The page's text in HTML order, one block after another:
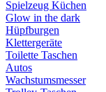
Spielzeug Küchen
Glow in the dark
Hüpfburgen
Klettergeräte
Toilette Taschen
Autos
Wachstumsmesser